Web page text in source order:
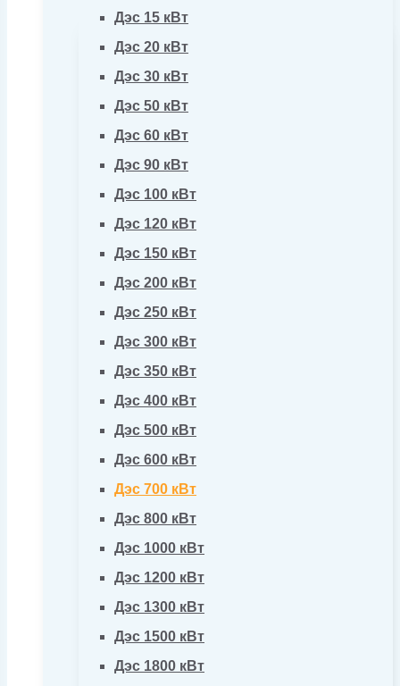
Дэс 15 кВт
Дэс 20 кВт
Дэс 30 кВт
Дэс 50 кВт
Дэс 60 кВт
Дэс 90 кВт
Дэс 100 кВт
Дэс 120 кВт
Дэс 150 кВт
Дэс 200 кВт
Дэс 250 кВт
Дэс 300 кВт
Дэс 350 кВт
Дэс 400 кВт
Дэс 500 кВт
Дэс 600 кВт
Дэс 700 кВт
Дэс 800 кВт
Дэс 1000 кВт
Дэс 1200 кВт
Дэс 1300 кВт
Дэс 1500 кВт
Дэс 1800 кВт